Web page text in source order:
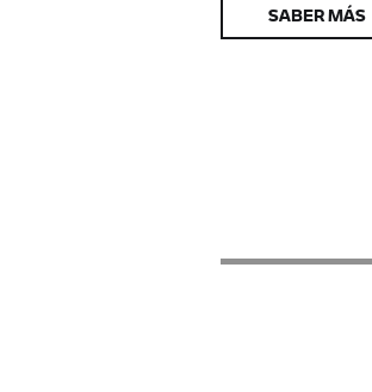
SABER MÁS